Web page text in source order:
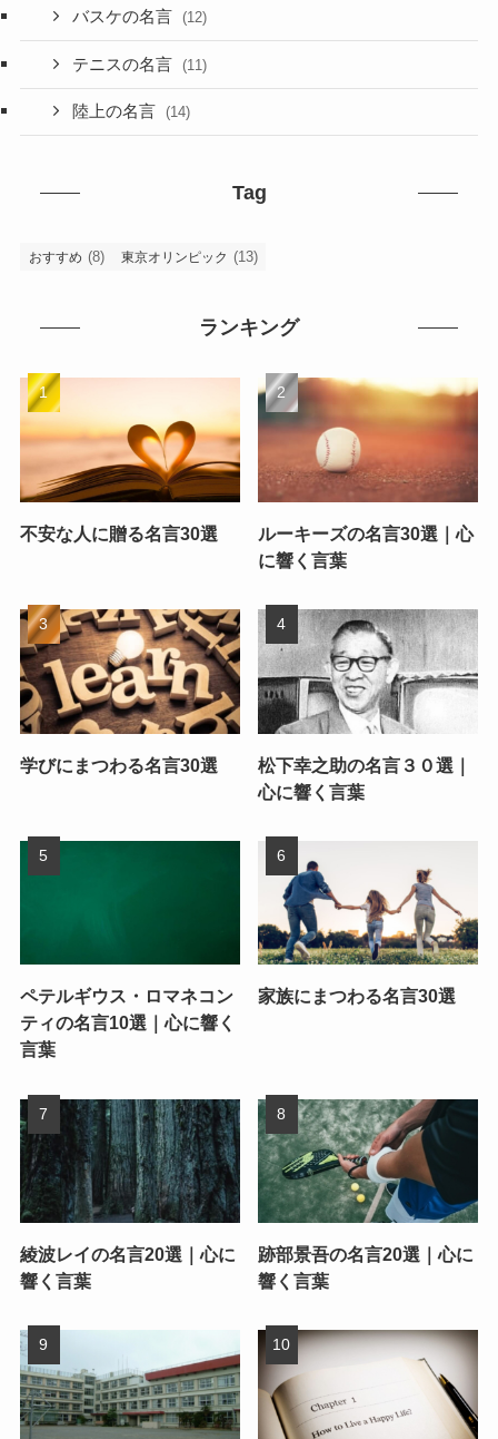
バスケの名言 (12)
テニスの名言 (11)
陸上の名言 (14)
Tag
おすすめ (8) 東京オリンピック (13)
ランキング
不安な人に贈る名言30選
ルーキーズの名言30選｜心
に響く言葉
学びにまつわる名言30選
松下幸之助の名言３０選｜
心に響く言葉
ペテルギウス・ロマネコン
ティの名言10選｜心に響く
言葉
家族にまつわる名言30選
綾波レイの名言20選｜心に
響く言葉
跡部景吾の名言20選｜心に
響く言葉